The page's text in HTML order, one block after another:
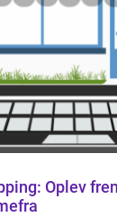
Oplev